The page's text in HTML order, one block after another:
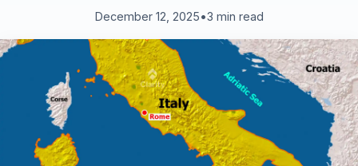
December 12, 2025•3 min read